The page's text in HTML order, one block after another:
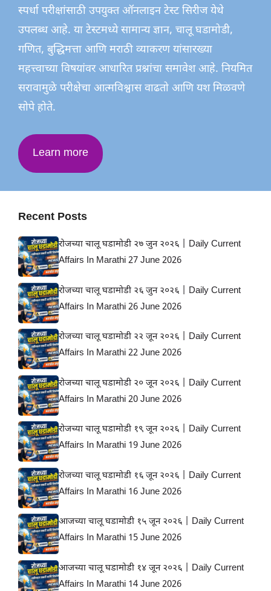
स्पर्धा परीक्षांसाठी उपयुक्त ऑनलाइन टेस्ट सिरीज येथे
उपलब्ध आहे. या टेस्टमध्ये सामान्य ज्ञान, चालू घडामोडी,
गणित, बुद्धिमत्ता आणि मराठी व्याकरण यांसारख्या
महत्त्वाच्या विषयांवर आधारित प्रश्नांचा समावेश आहे. नियमित
सरावामुळे परीक्षेचा आत्मविश्वास वाढतो आणि यश मिळवणे
सोपे होते.
Learn more
Recent Posts
रोजच्या चालू घडामोडी २७ जुन २०२६ | Daily Current
Affairs In Marathi 27 June 2026
रोजच्या चालू घडामोडी २६ जुन २०२६ | Daily Current
Affairs In Marathi 26 June 2026
रोजच्या चालू घडामोडी २२ जून २०२६ | Daily Current
Affairs In Marathi 22 June 2026
रोजच्या चालू घडामोडी २० जून २०२६ | Daily Current
Affairs In Marathi 20 June 2026
रोजच्या चालू घडामोडी १९ जून २०२६ | Daily Current
Affairs In Marathi 19 June 2026
रोजच्या चालू घडामोडी १६ जून २०२६ | Daily Current
Affairs In Marathi 16 June 2026
आजच्या चालू घडामोडी १५ जून २०२६ | Daily Current
Affairs In Marathi 15 June 2026
आजच्या चालू घडामोडी १४ जून २०२६ | Daily Current
Affairs In Marathi 14 June 2026